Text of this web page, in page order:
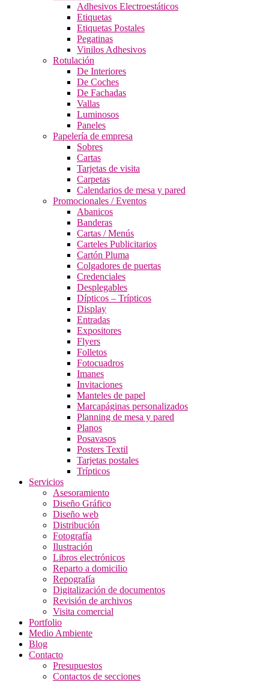
Adhesivos Electroestáticos
Etiquetas
Etiquetas Postales
Pegatinas
Vinilos Adhesivos
Rotulación
De Interiores
De Coches
De Fachadas
Vallas
Luminosos
Paneles
Papelería de empresa
Sobres
Cartas
Tarjetas de visita
Carpetas
Calendarios de mesa y pared
Promocionales / Eventos
Abanicos
Banderas
Cartas / Menús
Carteles Publicitarios
Cartón Pluma
Colgadores de puertas
Credenciales
Desplegables
Dípticos – Trípticos
Display
Entradas
Expositores
Flyers
Folletos
Fotocuadros
Imanes
Invitaciones
Manteles de papel
Marcapáginas personalizados
Planning de mesa y pared
Planos
Posavasos
Posters Textil
Tarjetas postales
Trípticos
Servicios
Asesoramiento
Diseño Gráfico
Diseño web
Distribución
Fotografía
Ilustración
Libros electrónicos
Reparto a domicilio
Repografía
Digitalización de documentos
Revisión de archivos
Visita comercial
Portfolio
Medio Ambiente
Blog
Contacto
Presupuestos
Contactos de secciones